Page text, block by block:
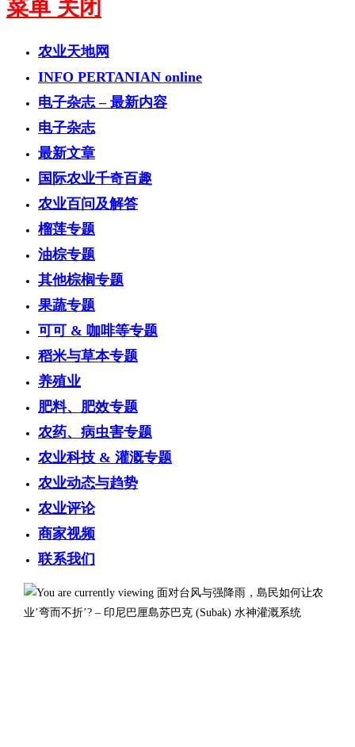
菜单 关闭
农业天地网
INFO PERTANIAN online
电子杂志 – 最新内容
电子杂志
最新文章
国际农业千奇百趣
农业百问及解答
榴莲专题
油棕专题
其他棕榈专题
果蔬专题
可可 & 咖啡等专题
稻米与草本专题
养殖业
肥料、肥效专题
农药、病虫害专题
农业科技 & 灌溉专题
农业动态与趋势
农业评论
商家视频
联系我们